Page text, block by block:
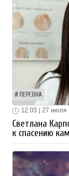
ПЕРСОНА
12:03 | 27 июля
Светлана
к спасению